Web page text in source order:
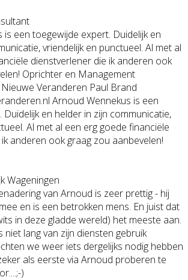
is een toegewijde expert. Duidelijk en
vriendelijk en punctueel. Al met al
dienstverlener die ik anderen ook
Oprichter en Management
Veranderen Paul Brand
Arnoud Wennekus is een
en helder in zijn communicatie,
Al met al een erg goede financiële
anderen ook graag zou aanbevelen!
Wageningen
van Arnoud is zeer prettig - hij
en is een betrokken mens. En juist dat
in deze gladde wereld) het meeste aan.
niet lang van zijn diensten gebruik
we weer iets dergelijks nodig hebben
als eerste via Arnoud proberen te
)